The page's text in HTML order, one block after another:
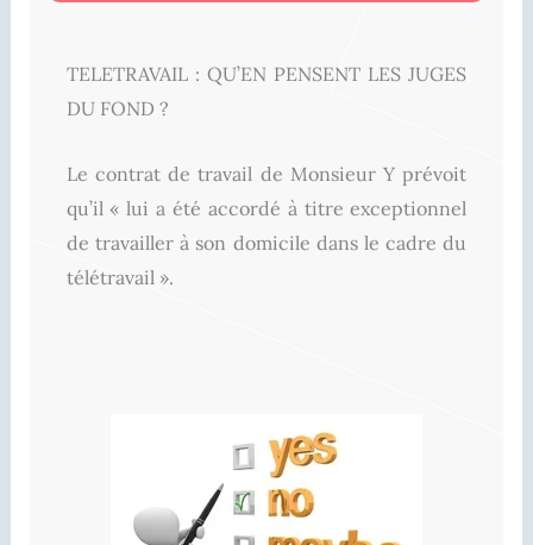
TELETRAVAIL : QU’EN PENSENT LES JUGES
DU FOND ?
Le contrat de travail de Monsieur Y prévoit
qu’il « lui a été accordé à titre exceptionnel
de travailler à son domicile dans le cadre du
télétravail ».